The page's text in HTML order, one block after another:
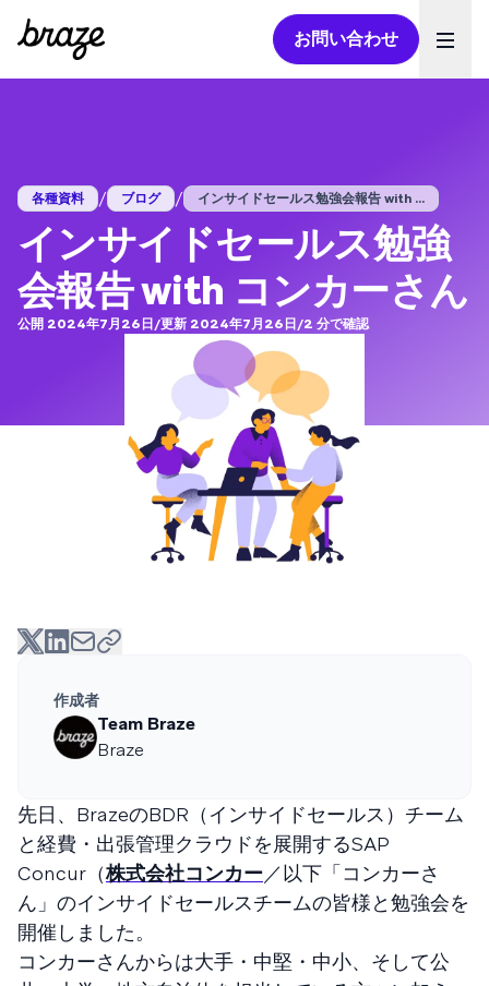
お問い合わせ
各種資料 / ブログ / インサイドセールス勉強会報告 with ...
インサイドセールス勉強
会報告 with コンカーさん
公開 2024年7月26日/更新 2024年7月26日/2 分で確認
作成者
Team Braze
Braze
先日、BrazeのBDR（インサイドセールス）チーム
と経費・出張管理クラウドを展開するSAP
Concur（株式会社コンカー／以下「コンカーさ
ん」のインサイドセールスチームの皆様と勉強会を
開催しました。
コンカーさんからは大手・中堅・中小、そして公